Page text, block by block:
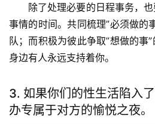
除了处理必要的日程事务，
事情的时间。共同梳理”必须做的
队；而积极为彼此争取”想做的事
身边有人永远支持着你。
3. 如果你们的性生活陷入
办专属于对方的愉悦之夜。